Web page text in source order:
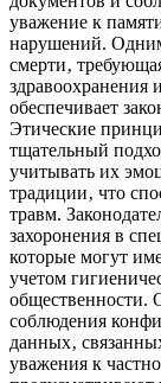
уважение к
нарушений. Одним
смерти‚
здравоохранения
обеспечивает
Этические
тщательный
учитывать их
традиции‚ что
травм.
захоронения в
которые могут
учетом
общественности.
соблюдения
данных‚
уважения к